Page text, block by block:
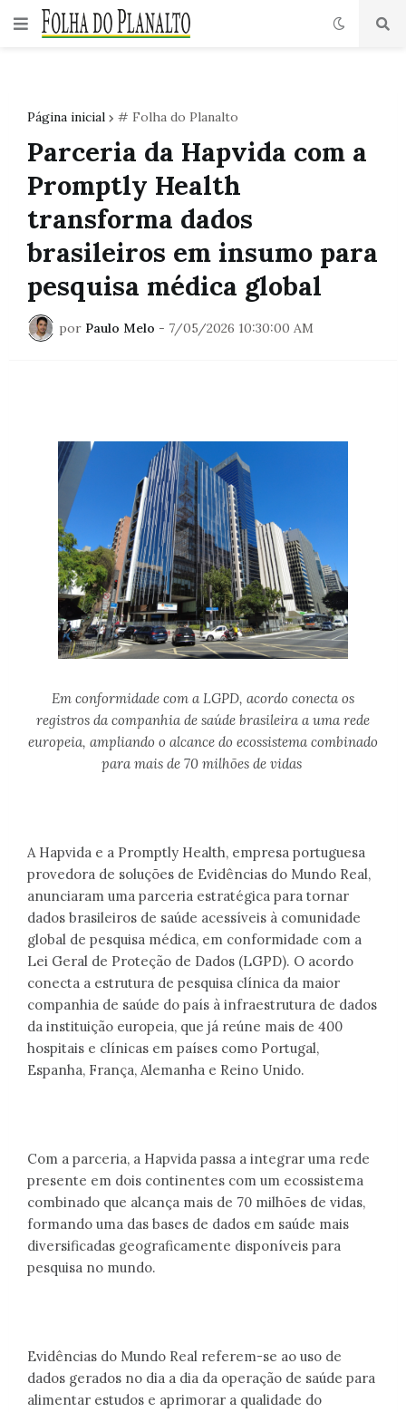
Página inicial # Folha do Planalto
Parceria da Hapvida com a
Promptly Health
transforma dados
brasileiros em insumo para
pesquisa médica global
por Paulo Melo - 7/05/2026 10:30:00 AM
Em conformidade com a LGPD, acordo conecta os
registros da companhia de saúde brasileira a uma rede
europeia, ampliando o alcance do ecossistema combinado
para mais de 70 milhões de vidas
A Hapvida e a Promptly Health, empresa portuguesa
provedora de soluções de Evidências do Mundo Real,
anunciaram uma parceria estratégica para tornar
dados brasileiros de saúde acessíveis à comunidade
global de pesquisa médica, em conformidade com a
Lei Geral de Proteção de Dados (LGPD). O acordo
conecta a estrutura de pesquisa clínica da maior
companhia de saúde do país à infraestrutura de dados
da instituição europeia, que já reúne mais de 400
hospitais e clínicas em países como Portugal,
Espanha, França, Alemanha e Reino Unido.
Com a parceria, a Hapvida passa a integrar uma rede
presente em dois continentes com um ecossistema
combinado que alcança mais de 70 milhões de vidas,
formando uma das bases de dados em saúde mais
diversificadas geograficamente disponíveis para
pesquisa no mundo.
Evidências do Mundo Real referem-se ao uso de
dados gerados no dia a dia da operação de saúde para
alimentar estudos e aprimorar a qualidade do